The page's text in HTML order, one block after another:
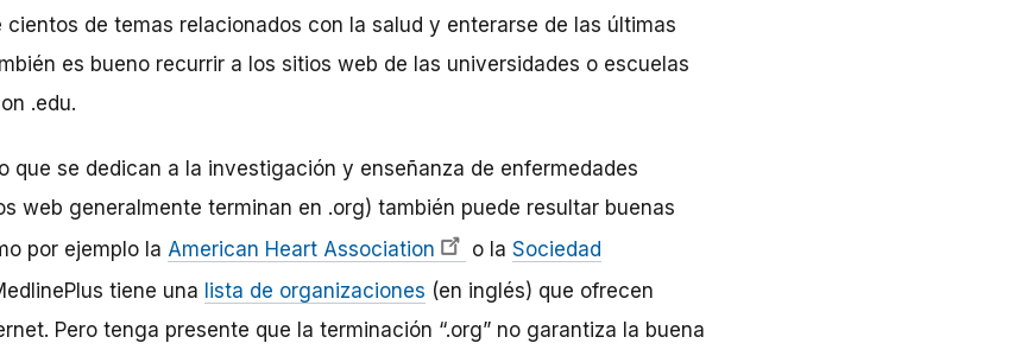
de temas relacionados con la salud y enterarse de las últimas
es bueno recurrir a los sitios web de las universidades o escuelas
.edu.
que se dedican a la investigación y enseñanza de enfermedades
web generalmente terminan en .org) también puede resultar buenas
por ejemplo la American Heart Association o la Sociedad
tiene una lista de organizaciones (en inglés) que ofrecen
Pero tenga presente que la terminación “.org” no garantiza la buena